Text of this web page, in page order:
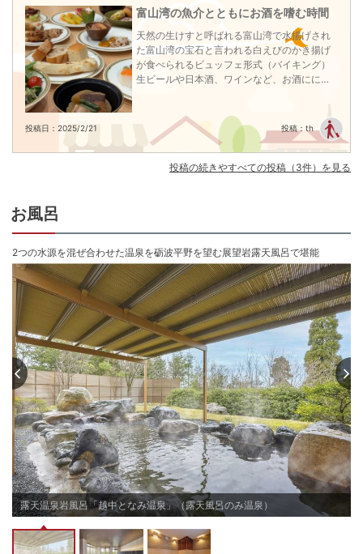
宿泊料金に夕食、朝食、ラウンジでのドリンクやおつまみ、温泉・大浴場や
アクティビティなどが含まれたプランです。
※一部のドリンクやアクティビティは有料です。
※ランチの提供はございません。
■ラウンジエクスペリエンス（15時～18時、21時～23時）
スパークリングワイン、ビール、ウィスキー、焼酎などのお酒や、コーヒ
ー、紅茶、ジュース、ハーブウォーターなどのソフトドリンクにおつまみを
ご用意しております。
※全ての宿泊者様利用可能
※時間帯によって提供するドリンクは異なります。
※営業時間・内容は予告なく変更になる場合がございます。
■夕食ビュッフェ
旬の食材を使用し食材本来の自然な味わいを引き出したお料理をビュッフェ
形式で提供します。
また、ビールやワイン、ソフトドリンクなど飲み物もフリーフローでお愉し
みいただけます。
■朝食ビュッフェ
自分好みにカスタマイズできるメニューや、洋食和食どちらも楽しめる朝食
ビュッフェ。その土地ならではの素材や食文化を活かしたお料理を味わい、
旅の計画を考えながら優雅な朝を。
■SPA（スパ）について
ホテルのオープン時に湧出した「越中となみ野温泉」を引いた露天風呂で
す。八尾累層と医王山累層の2つの水源を持ち、両水源の特性をあわせ持った
温泉は低温のため、ゆっくりとご入浴をお楽しみいただけます。※露天風呂の
み温泉供給
■アクセス
砺波ICよりお車で約15分
JR砺波駅よりお車で約15分
北陸新幹線 新高岡駅よりお車で約30分
チェックイン15:00〜19:00
チェックアウト 〜11:00
富山湾の魚介とともにお酒を嗜む時間
天然の生けすと呼ばれる富山湾で水揚げされ
た富山湾の宝石と言われる白えびのかき揚げ
が食べられるビュッフェ形式（バイキング）
生ビールや日本酒、ワインなど、お酒にに合
投稿日：2025/2/21 投稿：th
投稿の続きやすべての投稿（3件）を見る
お風呂
2つの水源を混ぜ合わせた温泉を砺波平野を望む展望岩露天風呂で堪能
露天温泉岩風呂「越中となみ温泉」（露天風呂のみ温泉）